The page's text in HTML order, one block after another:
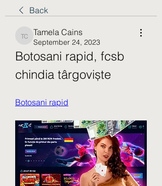
Back
Tamela Cains
Tamela Cains
September 24, 2023
Botosani rapid, fcsb
chindia târgoviște
Botosani rapid